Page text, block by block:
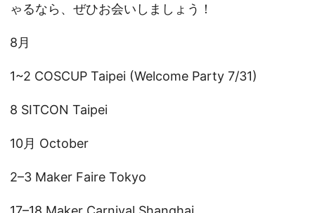
ゃるなら、ぜひお会いしましょう！
8月
1~2 COSCUP Taipei (Welcome Party 7/31)
8 SITCON Taipei
10月 October
2–3 Maker Faire Tokyo